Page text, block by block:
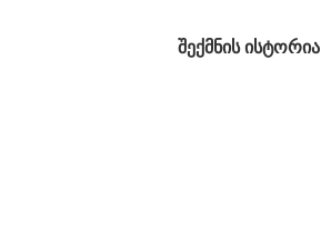
შექმნის ისტორია